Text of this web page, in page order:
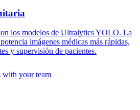
los modelos de Ultralytics YOLO. La
imágenes médicas más rápidas,
y supervisión de pacientes.